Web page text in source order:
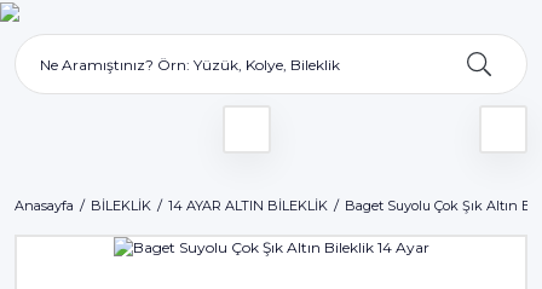
Anasayfa BİLEKLİK 14 AYAR ALTIN BİLEKLİK Baget Suyolu Çok Şık Altın